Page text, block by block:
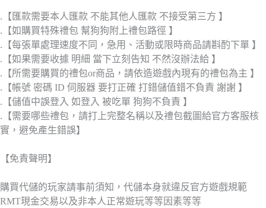
.【匯款需要本人匯款 不能其他人匯款 不接受第三方 】
.【如購買特殊禮包 幫狗狗附上禮包路徑 】
.【每張單處理速度不同，急用、活動或限時商品請斟酌下單 】
.【如果需要收據 明細 當下立刻告知 不然沒辦法給 】
.【所需要購買的禮包or商品，請依造遊戲內現有的禮包為主 】
.【帳號 密碼 ID 伺服器 要打正確 打錯儲值錯不負責 謝謝 】
.【儲值中誤登入 如登入 被吃單 狗狗不負責 】
.【需要哪些禮包，請打上完整名稱以及禮包截圖給官方客服核
實，避免產生錯誤】
【免責聲明】
購買代儲的玩家請事前須知，代儲本身就違反官方遊戲規範
RMT現金交易以及非本人正常遊玩等等因素等等